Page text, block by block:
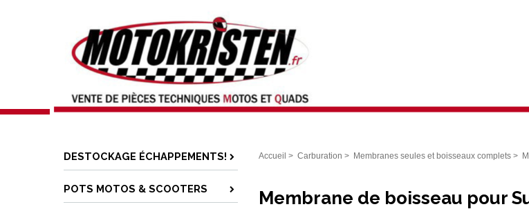
DESTOCKAGE ÉCHAPPEMENTS!
POTS MOTOS & SCOOTERS
Accueil > Carburation > Membranes seules et boisseaux complets >
Membrane de boisseau pour